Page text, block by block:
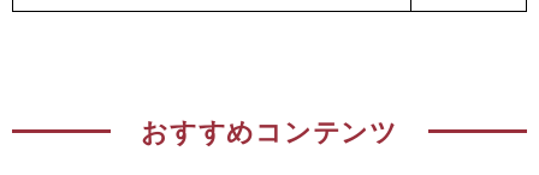
おすすめコンテンツ